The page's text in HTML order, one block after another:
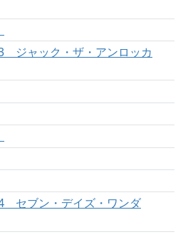
ジャック・ザ・アンロッカ
セブン・デイズ・ワンダ